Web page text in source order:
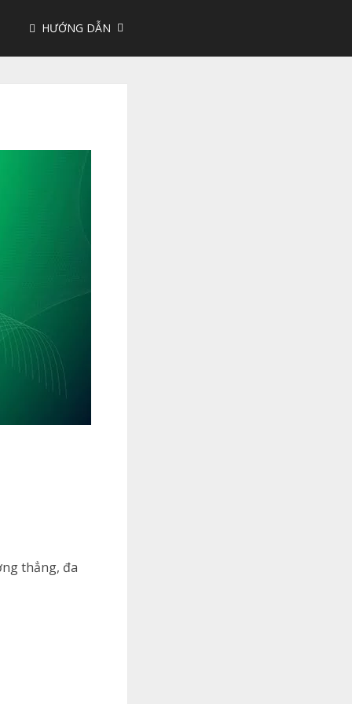
HƯỚNG DẪN
thẳng, đa